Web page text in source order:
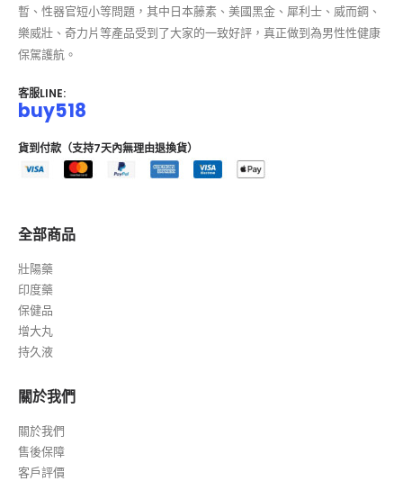
暫、性器官短小等問題，其中日本藤素、美國黑金、犀利士、威而鋼、
樂威壯、奇力片等產品受到了大家的一致好評，真正做到為男性性健康
保駕護航。
客服LINE:
buy518
貨到付款（支持7天內無理由退換貨）
全部商品
壯陽藥
印度藥
保健品
增大丸
持久液
關於我們
關於我們
售後保障
客戶評價